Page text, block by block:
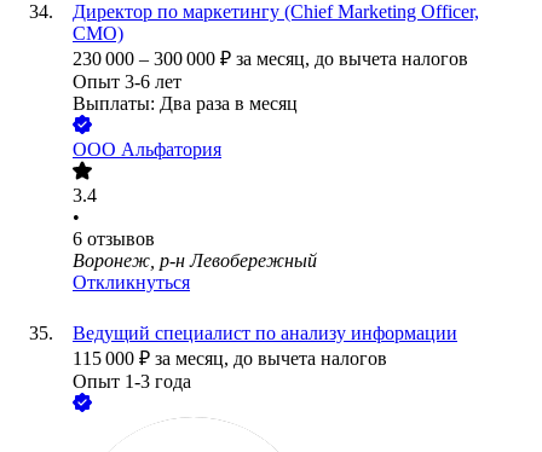
Директор по маркетингу (Chief Marketing Officer,
CMO)
230 000 – 300 000 ₽ за месяц, до вычета налогов
Опыт 3-6 лет
Выплаты: Два раза в месяц
ООО Альфатория
3.4
•
6 отзывов
Воронеж, р-н Левобережный
Откликнуться
Ведущий специалист по анализу информации
115 000 ₽ за месяц, до вычета налогов
Опыт 1-3 года